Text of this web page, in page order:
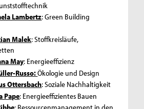
Lambertz: Green Building
Malek: Stoffkreisläufe,
May: Energieeffizienz
Russo:Ökologie und Design
Ottersbach: Soziale Nachhaltigkeit
Pape: Energieeffizientes Bauen